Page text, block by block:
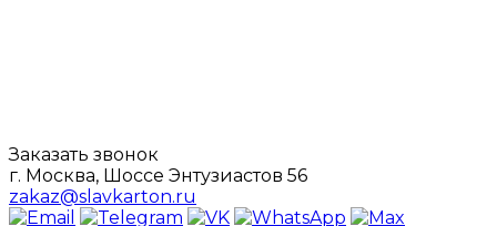
Заказать звонок
г. Москва, Шоссе Энтузиастов 56
zakaz@slavkarton.ru